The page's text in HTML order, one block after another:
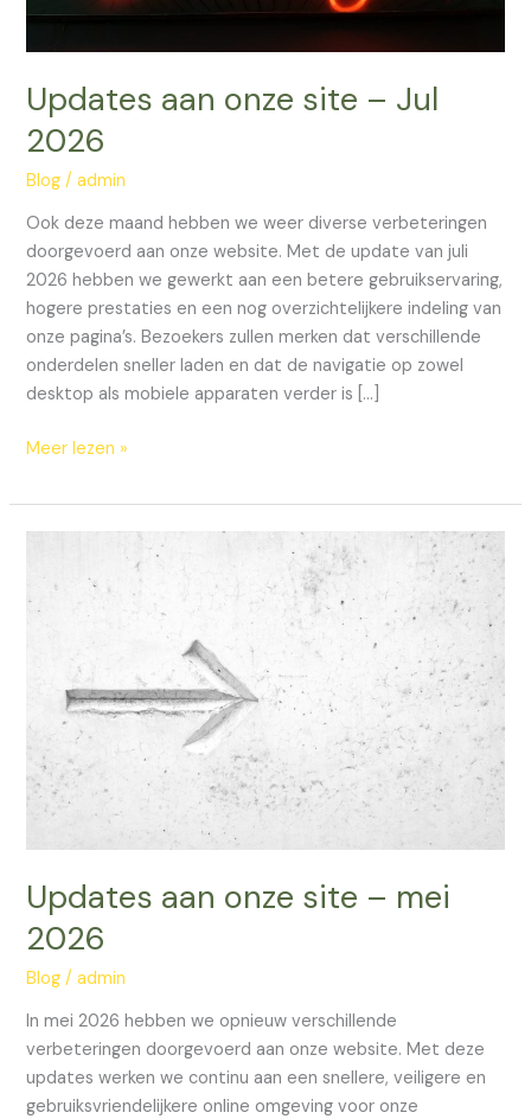
Updates aan onze site – Jul
2026
Blog /admin
Ook deze maand hebben we weer diverse verbeteringen
doorgevoerd aan onze website. Met de update van juli
2026 hebben we gewerkt aan een betere gebruikservaring,
hogere prestaties en een nog overzichtelijkere indeling van
onze pagina’s. Bezoekers zullen merken dat verschillende
onderdelen sneller laden en dat de navigatie op zowel
desktop als mobiele apparaten verder is […]
Meer lezen »
Updates aan onze site – mei
2026
Blog /admin
In mei 2026 hebben we opnieuw verschillende
verbeteringen doorgevoerd aan onze website. Met deze
updates werken we continu aan een snellere, veiligere en
gebruiksvriendelijkere online omgeving voor onze
onze
mei
2026